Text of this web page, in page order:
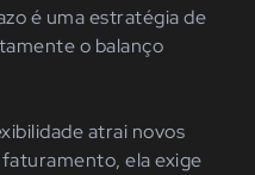
é uma estratégia de
o balanço
atrai novos
ela exige